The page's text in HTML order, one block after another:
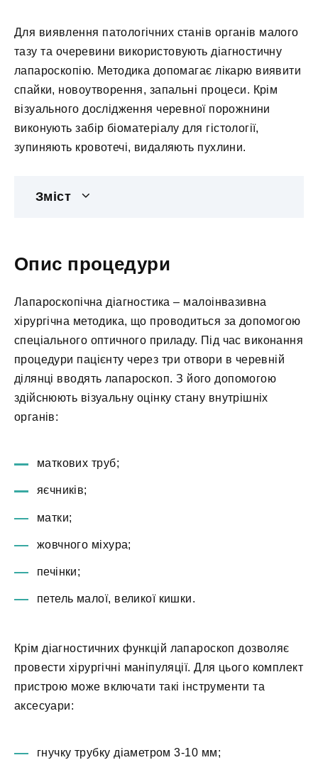
Для виявлення патологічних станів органів малого
тазу та очеревини використовують діагностичну
лапароскопію. Методика допомагає лікарю виявити
спайки, новоутворення, запальні процеси. Крім
візуального дослідження черевної порожнини
виконують забір біоматеріалу для гістології,
зупиняють кровотечі, видаляють пухлини.
Зміст
Опис процедури
Лапароскопічна діагностика – малоінвазивна
хірургічна методика, що проводиться за допомогою
спеціального оптичного приладу. Під час виконання
процедури пацієнту через три отвори в черевній
ділянці вводять лапароскоп. З його допомогою
здійснюють візуальну оцінку стану внутрішніх
органів:
маткових труб;
яєчників;
матки;
жовчного міхура;
печінки;
петель малої, великої кишки.
Крім діагностичних функцій лапароскоп дозволяє
провести хірургічні маніпуляції. Для цього комплект
пристрою може включати такі інструменти та
аксесуари:
гнучку трубку діаметром 3-10 мм;